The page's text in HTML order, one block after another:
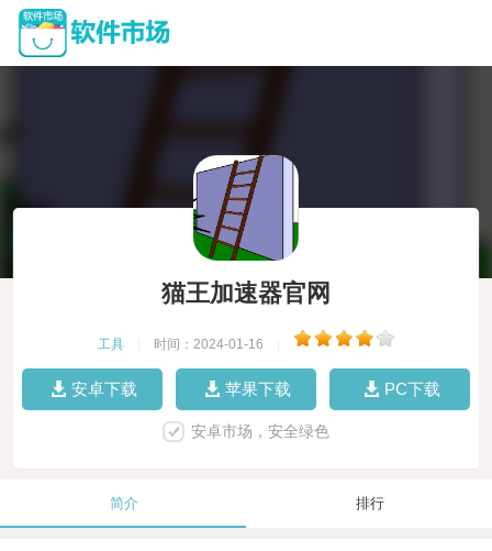
猫王加速器官网
工具 时间：2024-01-16
安卓下载 苹果下载 PC下载
安卓市场，安全绿色
简介 排行